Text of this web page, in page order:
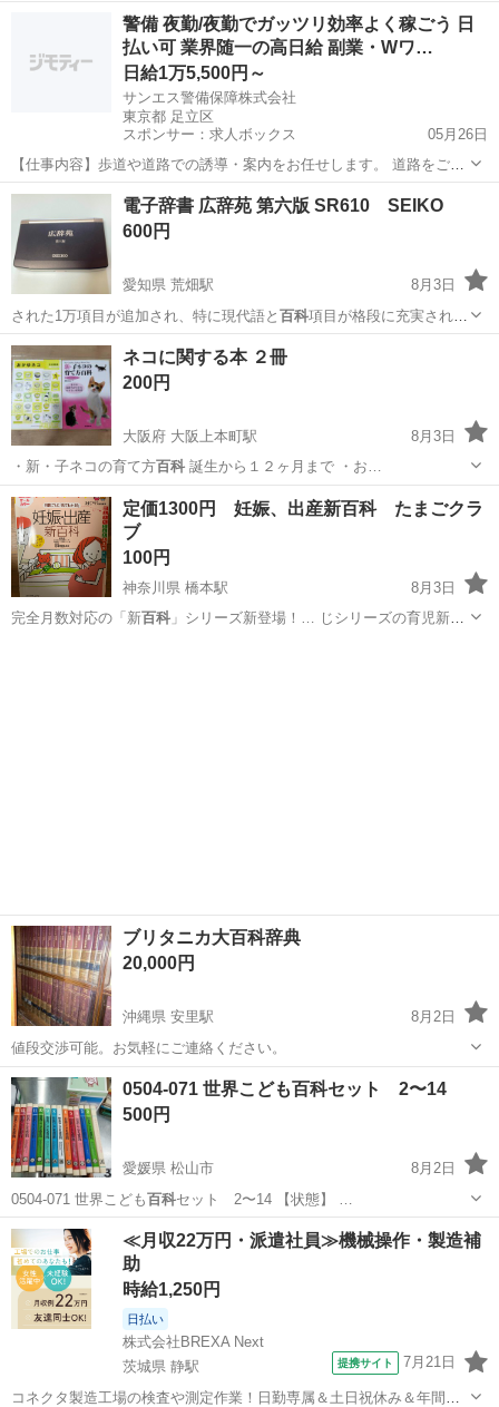
定… 福井市 参考書 百科
警備 夜勤/夜勤でガッツリ効率よく稼ごう 日
払い可 業界随一の高日給 副業・Wワ…
日給1万5,500円～
サンエス警備保障株式会社
東京都 足立区
スポンサー：求人ボックス
05月26日
【仕事内容】歩道や道路での誘導・案内をお任せします。 道路をご利
用される車両や歩行者の方が安全に安心して通行するために適切に誘
導してください。 勤務地へは直行直帰OKです! <未経験でも安心!!> 丁
寧な研修20hで基本的な知識を...
アルバイト・パート
電子辞書 広辞苑 第六版 SR610 SEIKO
600円
愛知県 荒畑駅
8月3日
された1万項目が追加され、特に現代語と 百科項目が格段に充実されて
います。収録項目…
愛知 名古屋市 荒畑駅 電子書籍
ネコに関する本 ２冊
200円
大阪府 大阪上本町駅
8月3日
・新・子ネコの育て方百科 誕生から１２ヶ月まで ・お…
大阪 大阪市 大阪上本町駅 その他 ネコ
定価1300円 妊娠、出産新百科 たまごクラ
ブ
100円
神奈川県 橋本駅
8月3日
完全月数対応の「新百科」シリーズ新登場！… じシリーズの育児新百
ブリタニカ大百科辞典
20,000円
沖縄県 安里駅
8月2日
値段交渉可能。お気軽にご連絡ください。
沖縄 島尻郡 語学、辞書
0504-071 世界こども百科セット 2〜14
500円
愛媛県 松山市
8月2日
0504-071 世界こども百科 セット 2〜14 【状態】 …
愛媛 松山市 本/CD/DVD 百科
≪月収22万円・派遣社員≫機械操作・製造補
助
時給1,250円
日払い
株式会社BREXA Next
茨城県 静駅
提携サイト 7月21日
コネクタ製造工場の検査や測定作業！日勤専属＆土日祝休み＆年間休